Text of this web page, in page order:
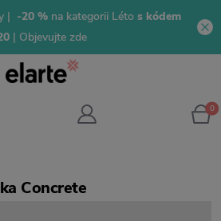
| -20 % na kategorii Léto s kódem
| Objevujte zde
0
Concrete